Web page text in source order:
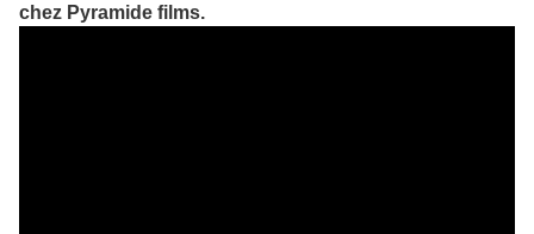
chez Pyramide films.